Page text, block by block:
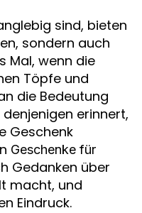
sind, bieten
sondern auch
Mal, wenn die
Töpfe und
die Bedeutung
erinnert,
Geschenk
Geschenke für
Gedanken über
macht, und
Eindruck.